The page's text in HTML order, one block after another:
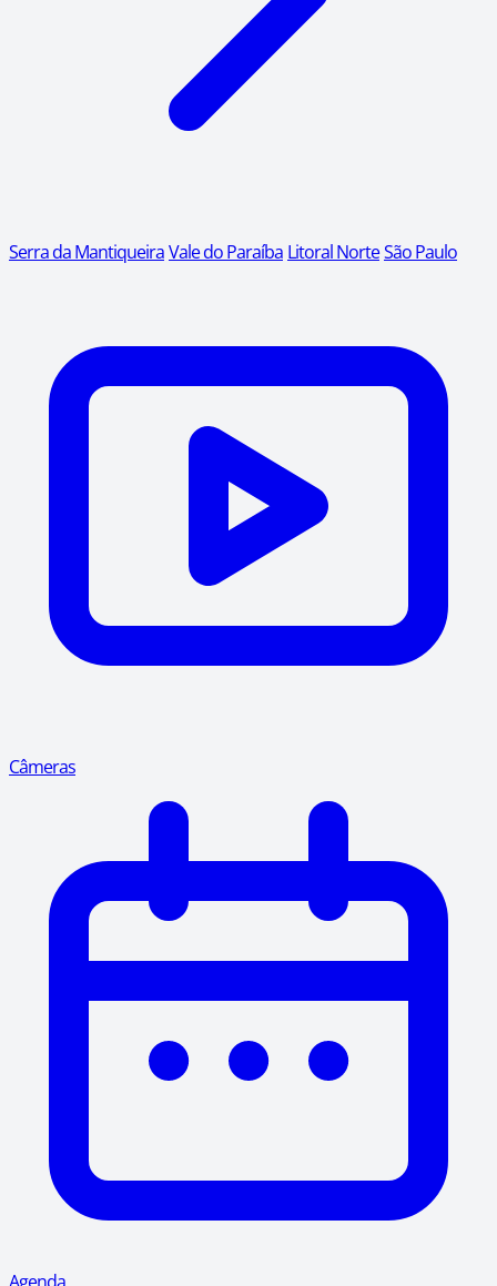
Serra da MantiqueiraVale do Paraíba Litoral NorteSão Paulo
Câmeras